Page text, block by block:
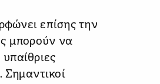
επίσης την
μπορούν να
Σημαντικοί